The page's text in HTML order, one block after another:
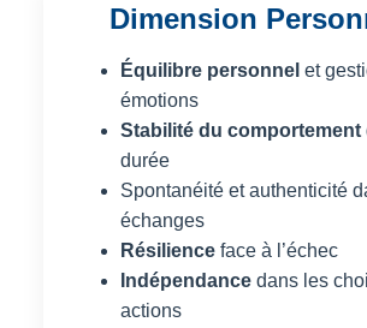
Dimension
Équilibre personnel et
émotions
Stabilité du comportement
durée
Spontanéité et authenticité
échanges
Résilience face à l’échec
Indépendance dans les
actions